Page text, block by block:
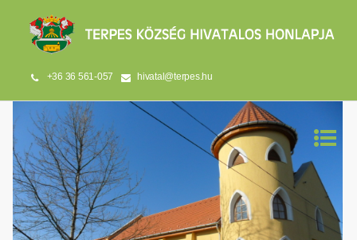
+36 36 561-057 hivatal@terpes.hu